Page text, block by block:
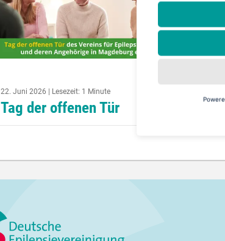
22. Juni 2026 | Lesezeit: 1 Minute
Tag der offenen Tür
Unter dem Motto: Schau einfach mal
und nutze die Möglichkeit einer
6.